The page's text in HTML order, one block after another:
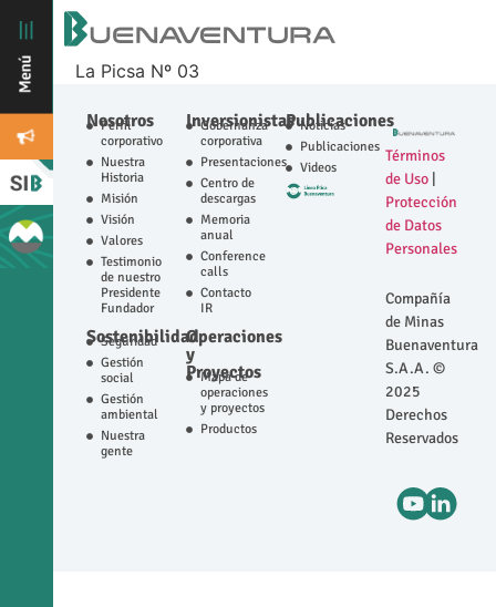
La Picsa Nº 03
Nosotros
Perfil
corporativo
Nuestra
Historia
Misión
Visión
Valores
Testimonio
de nuestro
Presidente
Fundador
Sostenibilidad
Seguridad
Gestión
social
Gestión
ambiental
Nuestra
gente
Inversionistas
Gobernanza
corporativa
Presentaciones
Centro de
descargas
Memoria
anual
Conference
calls
Contacto
IR
Operaciones
y
Proyectos
Mapa de
operaciones
y proyectos
Productos
Publicaciones
Noticias
Publicaciones
Videos
Términos
de Uso
Protección
de Datos
Personales
Compañía
de Minas
Buenaventura
S.A.A. ©
2025
Derechos
Reservados